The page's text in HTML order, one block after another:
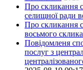
Про скликання
селищної ради
Про скликання
восьмого
Повідомленя
послуг з